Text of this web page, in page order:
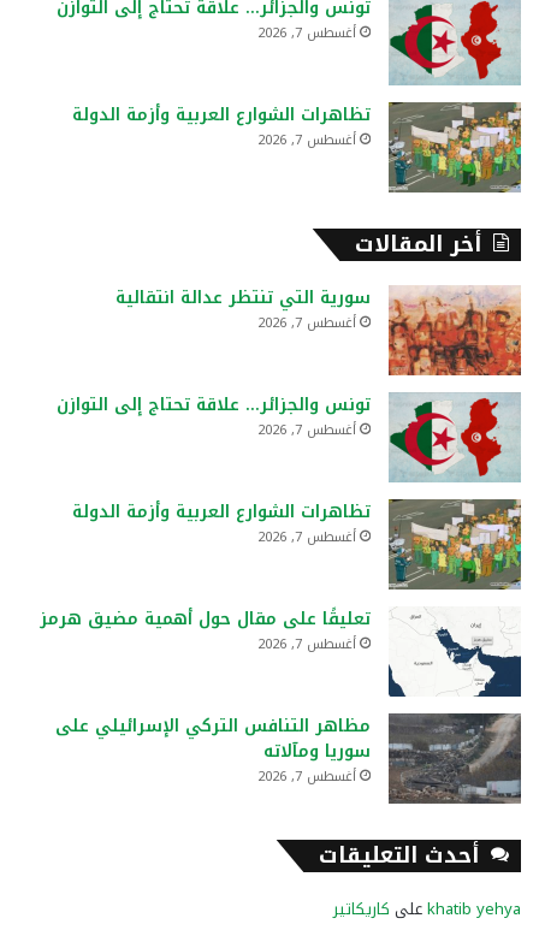
تونس والجزائر… علاقة تحتاج إلى التوازن
أغسطس 7, 2026
تظاهرات الشوارع العربية وأزمة الدولة
أغسطس 7, 2026
أخر المقالات
سورية التي تنتظر عدالة انتقالية
أغسطس 7, 2026
تونس والجزائر… علاقة تحتاج إلى التوازن
أغسطس 7, 2026
تظاهرات الشوارع العربية وأزمة الدولة
أغسطس 7, 2026
تعليقًا على مقال حول أهمية مضيق هرمز
أغسطس 7, 2026
مظاهر التنافس التركي الإسرائيلي على
سوريا ومآلاته
أغسطس 7, 2026
أحدث التعليقات
khatib yehyaعلى كاريكاتير